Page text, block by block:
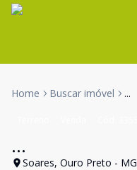
Home Buscar imóvel ...
...
Soares, Ouro Preto - MG